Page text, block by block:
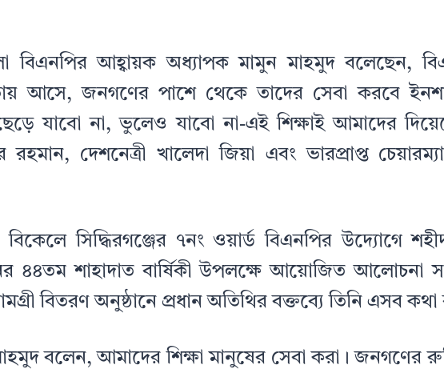
বিএনপির আহ্বায়ক অধ্যাপক মামুন মাহমুদ বলেছেন,
আসে, জনগণের পাশে থেকে তাদের সেবা করবে
যাবো না, ভুলেও যাবো না-এই শিক্ষাই আমাদের
রহমান, দেশনেত্রী খালেদা জিয়া এবং ভারপ্রাপ্ত
সিদ্ধিরগঞ্জের ৭নং ওয়ার্ড বিএনপির উদ্যোগে শহীদ
৪৪তম শাহাদাত বার্ষিকী উপলক্ষে আয়োজিত আলোচনা
বিতরণ অনুষ্ঠানে প্রধান অতিথির বক্তব্যে তিনি এসব
বলেন, আমাদের শিক্ষা মানুষের সেবা করা। জনগণের